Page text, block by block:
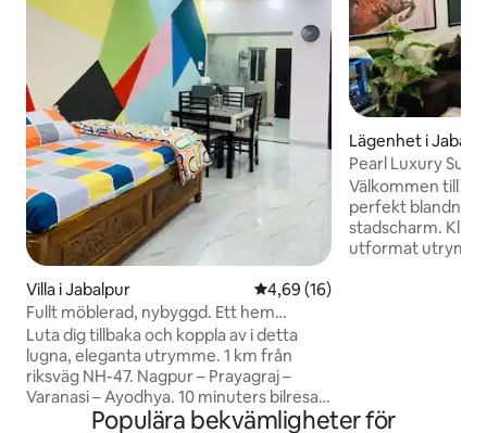
Villa i Jabalpur 4,69 av 5 i genomsnittligt
4,69 (16)
Fullt möblerad, nybyggd. Ett hem
hemifrån!
Luta dig tillbaka och koppla av i detta
lugna, eleganta utrymme. 1 km från
riksväg NH-47. Nagpur – Prayagraj –
Varanasi – Ayodhya. 10 minuters bilresa
till NH-44, NH-65. 2 km till Vijaynagar.
Lägenhet i
Pearl Luxury
fritidsrum)
Välkommen till
perfekt
stadscharm. Kliv
utformat
det är en
Populära bekvämligheter för